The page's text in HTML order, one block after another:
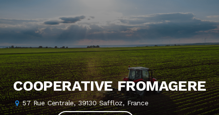
COOPERATIVE FROMAGERE
57 Rue Centrale, 39130 Saffloz, France